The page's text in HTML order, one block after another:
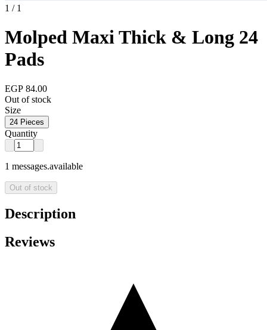
1 / 1
Molped Maxi Thick & Long 24
Pads
EGP 84.00
Out of stock
Size
24 Pieces
Quantity
1 messages.available
Out of stock
Description
Reviews